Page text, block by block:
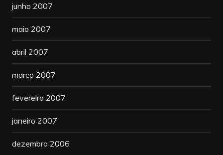
junho 2007
maio 2007
abril 2007
março 2007
fevereiro 2007
janeiro 2007
dezembro 2006